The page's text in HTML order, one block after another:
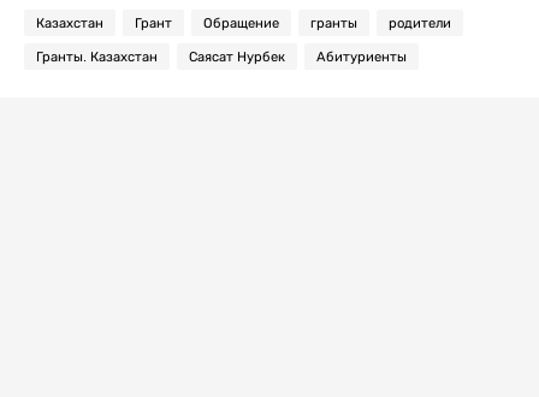
Казахстан Грант Обращение гранты родители
Гранты. Казахстан Саясат Нурбек Абитуриенты